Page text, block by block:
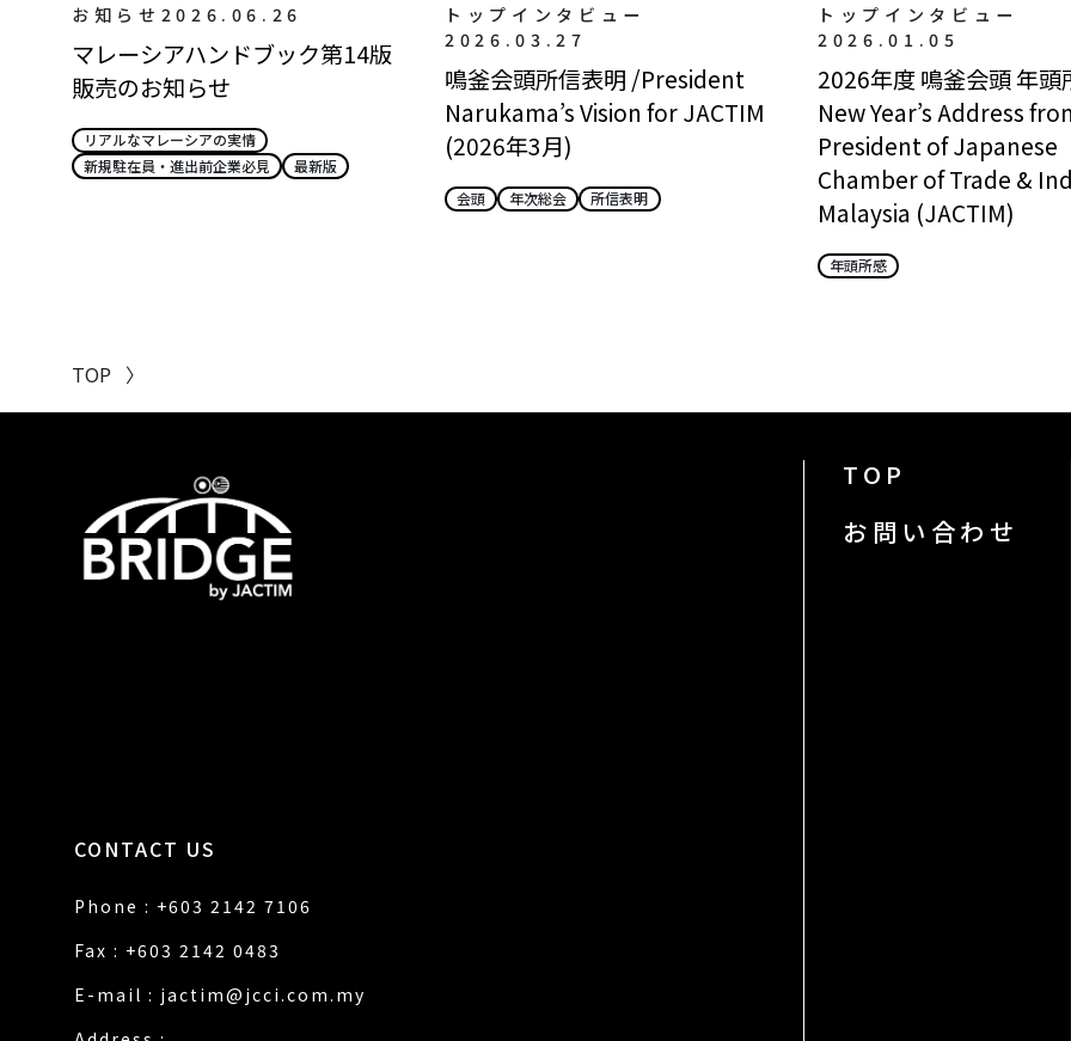
お知らせ 2026.06.26
マレーシアハンドブック第14版
販売のお知らせ
リアルなマレーシアの実情
新規駐在員・進出前企業必見
最新版
トップインタビュー
2026.03.27
鳴釜会頭所信表明 /President
Narukama’s Vision for JACTIM
(2026年3月)
会頭 年次総会 所信表明
トップインタビュー
2026.01.05
2026年度 鳴釜会頭 年頭
New Year’s Address
President of Japanese
Chamber of Trade &
Malaysia (JACTIM)
年頭所感
TOP 〉
CONTACT US
Phone : +603 2142 7106
Fax : +603 2142 0483
E-mail : jactim@jcci.com.my
TOP
お問い合わせ